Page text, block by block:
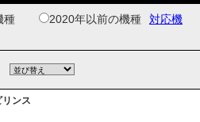
種 2020年以前の機種
対応機
ンス